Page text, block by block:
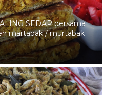
SEDAP bersama
martabak / murtabak